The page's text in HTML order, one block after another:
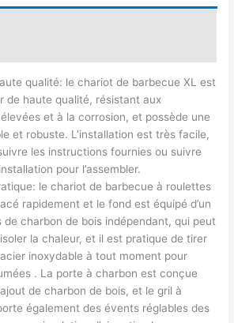
qualité: le chariot de barbecue XL est
de haute qualité, résistant aux
et à la corrosion, et possède une
et robuste. L’installation est très facile,
les instructions fournies ou suivre
pour l’assembler.
le chariot de barbecue à roulettes
rapidement et le fond est équipé d’un
de charbon de bois indépendant, qui peut
la chaleur, et il est pratique de tirer
inoxydable à tout moment pour
. La porte à charbon est conçue
de charbon de bois, et le gril à
également des évents réglables des